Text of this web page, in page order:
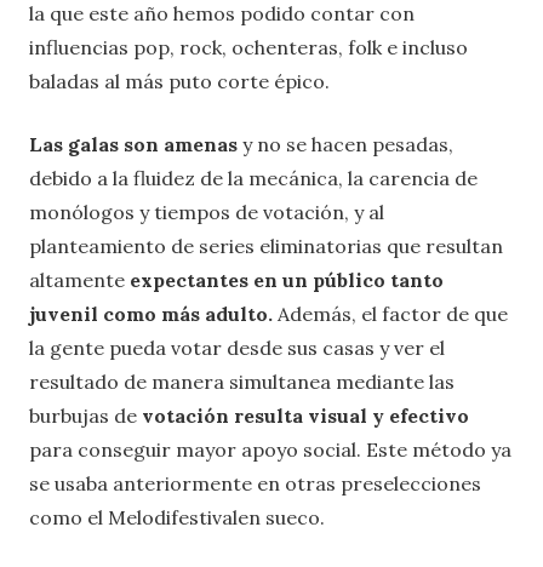
la que este año hemos podido contar con
influencias pop, rock, ochenteras, folk e incluso
baladas al más puto corte épico.
Las galas son amenas y no se hacen pesadas,
debido a la fluidez de la mecánica, la carencia de
monólogos y tiempos de votación, y al
planteamiento de series eliminatorias que resultan
altamente expectantes en un público tanto
juvenil como más adulto. Además, el factor de que
la gente pueda votar desde sus casas y ver el
resultado de manera simultanea mediante las
burbujas de votación resulta visual y efectivo
para conseguir mayor apoyo social. Este método ya
se usaba anteriormente en otras preselecciones
como el Melodifestivalen sueco.